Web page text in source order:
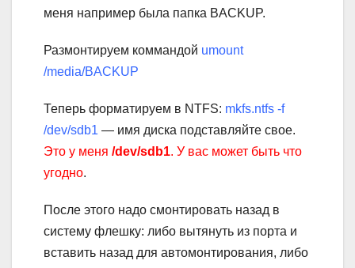
меня например была папка BACKUP.
Размонтируем коммандой umount
/media/BACKUP
Теперь форматируем в NTFS: mkfs.ntfs -f
/dev/sdb1 — имя диска подставляйте свое.
Это у меня /dev/sdb1. У вас может быть что
угодно.
После этого надо смонтировать назад в
систему флешку: либо вытянуть из порта и
вставить назад для автомонтирования, либо